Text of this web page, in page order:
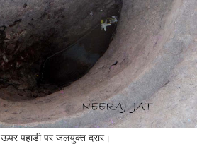
ऊपर पहाडी पर जलयुक्त दरार।